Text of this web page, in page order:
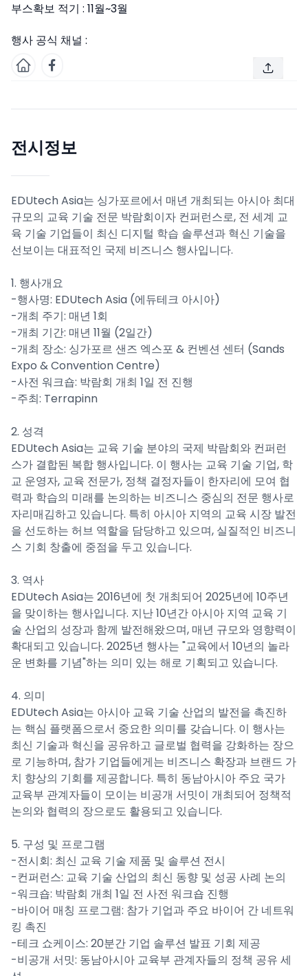
부스확보 적기 : 11월~3월
행사 공식 채널 :
전시정보
EDUtech Asia는 싱가포르에서 매년 개최되는 아시아 최대
규모의 교육 기술 전문 박람회이자 컨퍼런스로, 전 세계 교
육 기술 기업들이 최신 디지털 학습 솔루션과 혁신 기술을
선보이는 대표적인 국제 비즈니스 행사입니다.
1. 행사개요
-행사명: EDUtech Asia (에듀테크 아시아)
-개최 주기: 매년 1회
-개최 기간: 매년 11월 (2일간)
-개최 장소: 싱가포르 샌즈 엑스포 & 컨벤션 센터 (Sands
Expo & Convention Centre)
-사전 워크숍: 박람회 개최 1일 전 진행
-주최: Terrapinn
2. 성격
EDUtech Asia는 교육 기술 분야의 국제 박람회와 컨퍼런
스가 결합된 복합 행사입니다. 이 행사는 교육 기술 기업, 학
교 운영자, 교육 전문가, 정책 결정자들이 한자리에 모여 협
력과 학습의 미래를 논의하는 비즈니스 중심의 전문 행사로
자리매김하고 있습니다. 특히 아시아 지역의 교육 시장 발전
을 선도하는 허브 역할을 담당하고 있으며, 실질적인 비즈니
스 기회 창출에 중점을 두고 있습니다.
3. 역사
EDUtech Asia는 2016년에 첫 개최되어 2025년에 10주년
을 맞이하는 행사입니다. 지난 10년간 아시아 지역 교육 기
술 산업의 성장과 함께 발전해왔으며, 매년 규모와 영향력이
확대되고 있습니다. 2025년 행사는 "교육에서 10년의 놀라
운 변화를 기념"하는 의미 있는 해로 기획되고 있습니다.
4. 의미
EDUtech Asia는 아시아 교육 기술 산업의 발전을 촉진하
는 핵심 플랫폼으로서 중요한 의미를 갖습니다. 이 행사는
최신 기술과 혁신을 공유하고 글로벌 협력을 강화하는 장으
로 기능하며, 참가 기업들에게는 비즈니스 확장과 브랜드 가
치 향상의 기회를 제공합니다. 특히 동남아시아 주요 국가
교육부 관계자들이 모이는 비공개 서밋이 개최되어 정책적
논의와 협력의 장으로도 활용되고 있습니다.
5. 구성 및 프로그램
-전시회: 최신 교육 기술 제품 및 솔루션 전시
-컨퍼런스: 교육 기술 산업의 최신 동향 및 성공 사례 논의
-워크숍: 박람회 개최 1일 전 사전 워크숍 진행
-바이어 매칭 프로그램: 참가 기업과 주요 바이어 간 네트워
킹 촉진
-테크 쇼케이스: 20분간 기업 솔루션 발표 기회 제공
-비공개 서밋: 동남아시아 교육부 관계자들의 정책 공유 세